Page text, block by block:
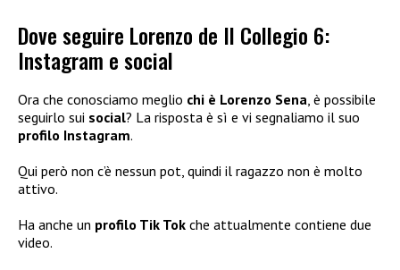
Dove seguire Lorenzo de Il Collegio 6:
Instagram e social
Ora che conosciamo meglio chi è Lorenzo Sena, è possibile
seguirlo sui social? La risposta è sì e vi segnaliamo il suo
profilo Instagram.
Qui però non c’è nessun pot, quindi il ragazzo non è molto
attivo.
Ha anche un profilo Tik Tok che attualmente contiene due
video.